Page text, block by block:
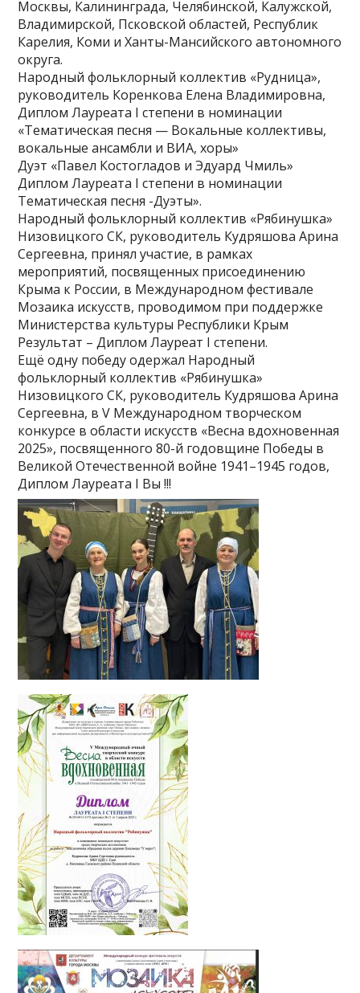
Москвы, Калининграда, Челябинской, Калужской,
Владимирской, Псковской областей, Республик
Карелия, Коми и Ханты-Мансийского автономного
округа.
Народный фольклорный коллектив «Рудница»,
руководитель Коренкова Елена Владимировна,
Диплом Лауреата I степени в номинации
«Тематическая песня — Вокальные коллективы,
вокальные ансамбли и ВИА, хоры»
Дуэт «Павел Костогладов и Эдуард Чмиль»
Диплом Лауреата I степени в номинации
Тематическая песня -Дуэты».
Народный фольклорный коллектив «Рябинушка»
Низовицкого СК, руководитель Кудряшова Арина
Сергеевна, принял участие, в рамках
мероприятий, посвященных присоединению
Крыма к России, в Международном фестивале
Мозаика искусств, проводимом при поддержке
Министерства культуры Республики Крым
Результат – Диплом Лауреат I степени.
Ещё одну победу одержал Народный
фольклорный коллектив «Рябинушка»
Низовицкого СК, руководитель Кудряшова Арина
Сергеевна, в V Международном творческом
конкурсе в области искусств «Весна вдохновенная
2025», посвященного 80-й годовщине Победы в
Великой Отечественной войне 1941–1945 годов,
Диплом Лауреата I Вы !!!